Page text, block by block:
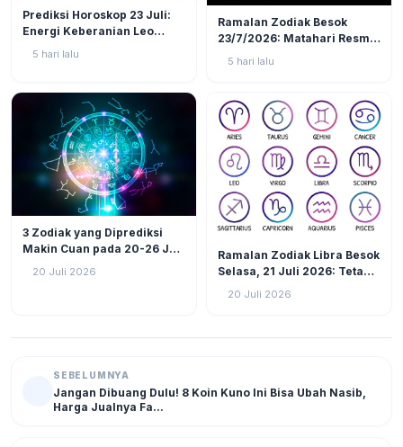
Prediksi Horoskop 23 Juli:
Energi Keberanian Leo
Menguat, Waktunya Zodiak
5 hari lalu
Ramalan Zodiak Besok
23/7/2026: Matahari Resmi
Masuk Leo, 3 Zodiak Ini
5 hari lalu
3 Zodiak yang Diprediksi
Makin Cuan pada 20-26 Juli
20 Juli 2026
Ramalan Zodiak Libra Besok
Selasa, 21 Juli 2026: Tetap
20 Juli 2026
SEBELUMNYA
Jangan Dibuang Dulu! 8 Koin Kuno Ini Bisa Ubah Nasib,
Harga Jualnya Fa...